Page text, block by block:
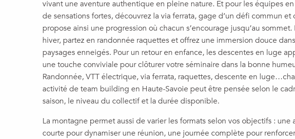
vivant une aventure authentique en pleine nature. Et pour les équipes
de sensations fortes, découvrez la via ferrata, gage d’un défi commun et
propose ainsi une progression où chacun s’encourage jusqu’au sommet.
hiver, partez en randonnée raquettes et offrez une immersion douce
paysages enneigés. Pour un retour en enfance, les descentes en luge
une touche conviviale pour clôturer votre séminaire dans la bonne
Randonnée, VTT électrique, via ferrata, raquettes, descente en
activité de team building en Haute-Savoie peut être pensée selon le
saison, le niveau du collectif et la durée disponible.
La montagne permet aussi de varier les formats selon vos objectifs : une
courte pour dynamiser une réunion, une journée complète pour